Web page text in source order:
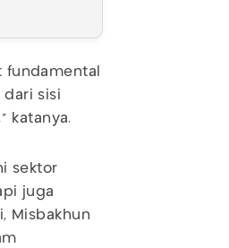
fundamental
dari sisi
katanya.
sektor
juga
Misbakhun